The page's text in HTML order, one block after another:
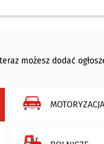
możesz dodać
MOTORYZACJA